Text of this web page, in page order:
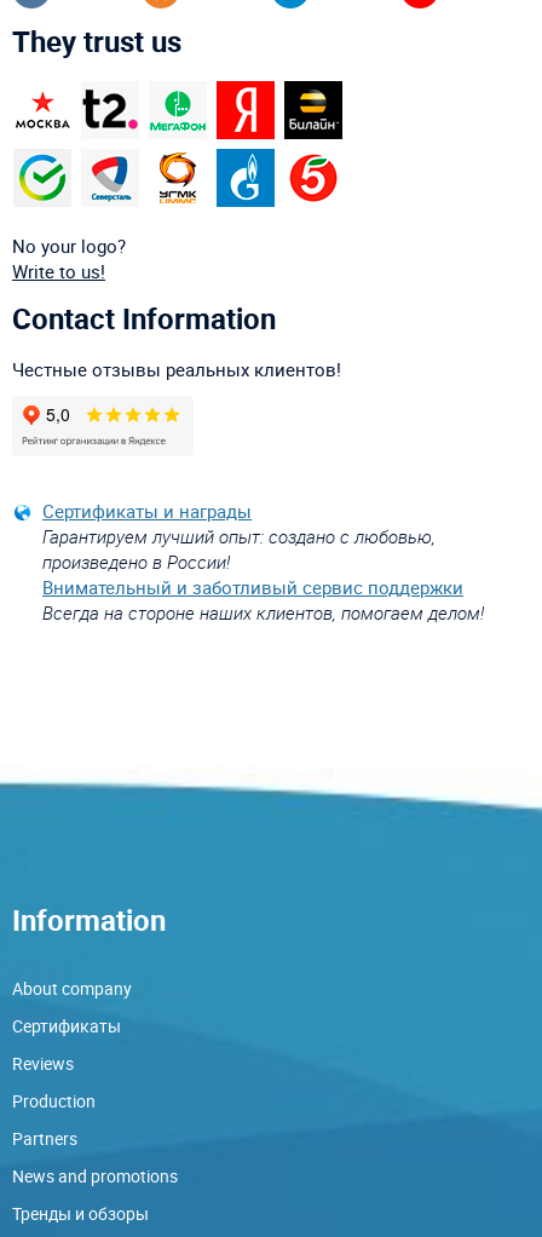
They trust us
No your logo?
Write to us!
Contact Information
Честные отзывы реальных клиентов!
Сертификаты и награды
Гарантируем лучший опыт: создано с любовью,
произведено в России!
Внимательный и заботливый сервис поддержки
Всегда на стороне наших клиентов, помогаем делом!
Information
About company
Сертификаты
Reviews
Production
Partners
News and promotions
Тренды и обзоры